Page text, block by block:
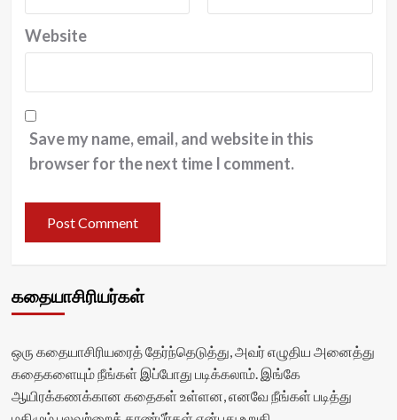
Website
Save my name, email, and website in this
browser for the next time I comment.
கதையாசிரியர்கள்
ஒரு கதையாசிரியரைத் தேர்ந்தெடுத்து, அவர் எழுதிய அனைத்து
கதைகளையும் நீங்கள் இப்போது படிக்கலாம். இங்கே
ஆயிரக்கணக்கான கதைகள் உள்ளன, எனவே நீங்கள் படித்து